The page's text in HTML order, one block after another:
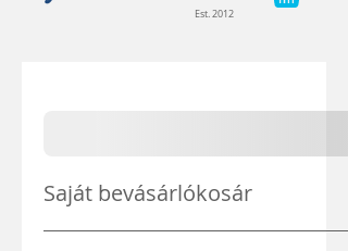
Est. 2012
Saját bevásárlókosár